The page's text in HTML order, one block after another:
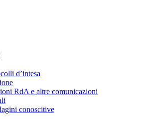
d’intesa
RdA e altre comunicazioni
conoscitive